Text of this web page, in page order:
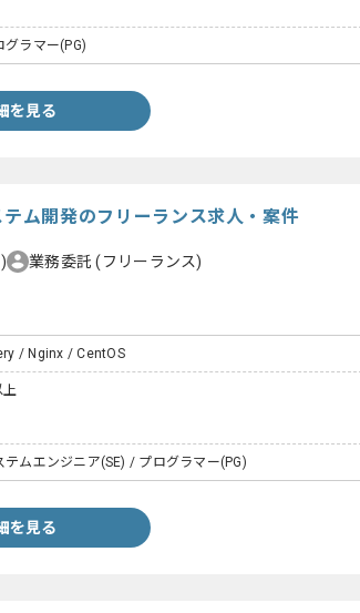
ラマー(PG)
を見る
ム開発のフリーランス求人・案件
業務委託(フリーランス)
/ Nginx / CentOS
上
ムエンジニア(SE) / プログラマー(PG)
を見る